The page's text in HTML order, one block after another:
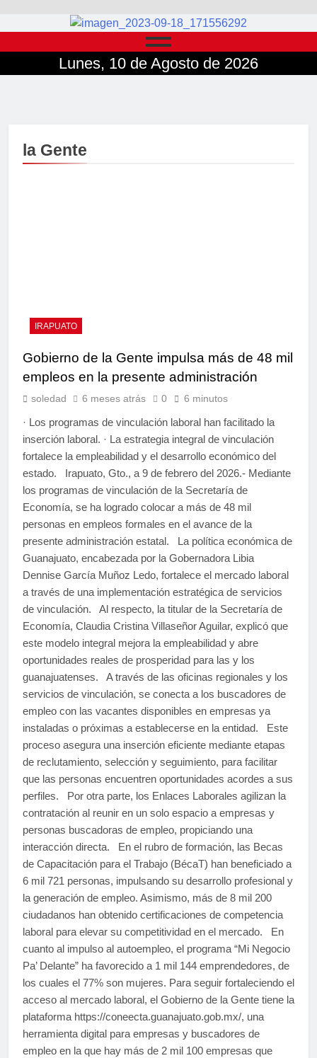
Lunes, 10 de Agosto de 2026
la Gente
IRAPUATO
Gobierno de la Gente impulsa más de 48 mil
empleos en la presente administración
soledad 6 meses atrás 0 6 minutos
· Los programas de vinculación laboral han facilitado la
inserción laboral. · La estrategia integral de vinculación
fortalece la empleabilidad y el desarrollo económico del
estado. Irapuato, Gto., a 9 de febrero del 2026.- Mediante
los programas de vinculación de la Secretaría de
Economía, se ha logrado colocar a más de 48 mil
personas en empleos formales en el avance de la
presente administración estatal. La política económica de
Guanajuato, encabezada por la Gobernadora Libia
Dennise García Muñoz Ledo, fortalece el mercado laboral
a través de una implementación estratégica de servicios
de vinculación. Al respecto, la titular de la Secretaría de
Economía, Claudia Cristina Villaseñor Aguilar, explicó que
este modelo integral mejora la empleabilidad y abre
oportunidades reales de prosperidad para las y los
guanajuatenses. A través de las oficinas regionales y los
servicios de vinculación, se conecta a los buscadores de
empleo con las vacantes disponibles en empresas ya
instaladas o próximas a establecerse en la entidad. Este
proceso asegura una inserción eficiente mediante etapas
de reclutamiento, selección y seguimiento, para facilitar
que las personas encuentren oportunidades acordes a sus
perfiles. Por otra parte, los Enlaces Laborales agilizan la
contratación al reunir en un solo espacio a empresas y
personas buscadoras de empleo, propiciando una
interacción directa. En el rubro de formación, las Becas
de Capacitación para el Trabajo (BécaT) han beneficiado a
6 mil 721 personas, impulsando su desarrollo profesional y
la generación de empleo. Asimismo, más de 8 mil 200
ciudadanos han obtenido certificaciones de competencia
laboral para elevar su competitividad en el mercado. En
cuanto al impulso al autoempleo, el programa “Mi Negocio
Pa’ Delante” ha favorecido a 1 mil 144 emprendedores, de
los cuales el 77% son mujeres. Para seguir fortaleciendo el
acceso al mercado laboral, el Gobierno de la Gente tiene la
plataforma https://coneecta.guanajuato.gob.mx/, una
herramienta digital para empresas y buscadores de
empleo en la que hay más de 2 mil 100 empresas que